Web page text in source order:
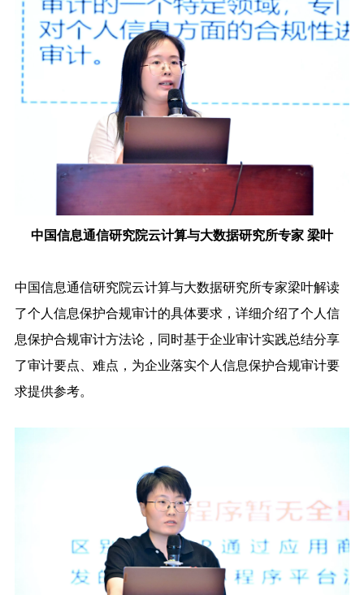
中国信息通信研究院云计算与大数据研究所专家 梁叶
中国信息通信研究院云计算与大数据研究所专家梁叶解读
了个人信息保护合规审计的具体要求，详细介绍了个人信
息保护合规审计方法论，同时基于企业审计实践总结分享
了审计要点、难点，为企业落实个人信息保护合规审计要
求提供参考。